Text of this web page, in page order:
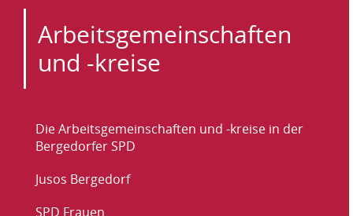
Arbeitsgemeinschaften
und -kreise
Themen-
Navigation
Die Arbeitsgemeinschaften und -kreise in der
Bergedorfer SPD
Jusos Bergedorf
SPD Frauen